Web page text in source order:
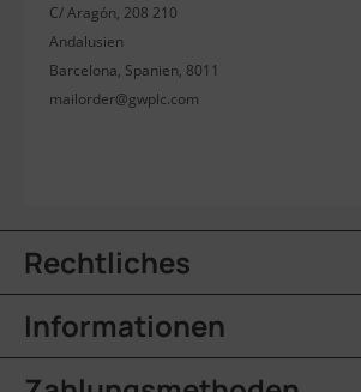
C/ Aragón, 208 210
Andalusien
Barcelona, Spanien, 8011
mailorder@gwplc.com
Rechtliches
Informationen